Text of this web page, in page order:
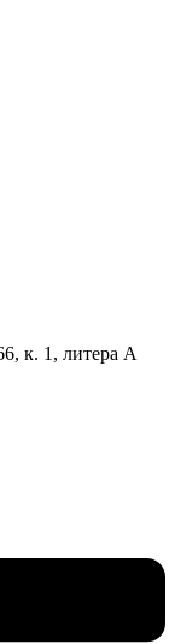
к. 1, литера А